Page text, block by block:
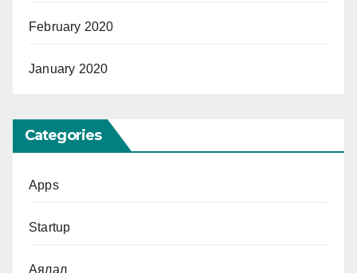
February 2020
January 2020
Categories
Apps
Startup
Аялал